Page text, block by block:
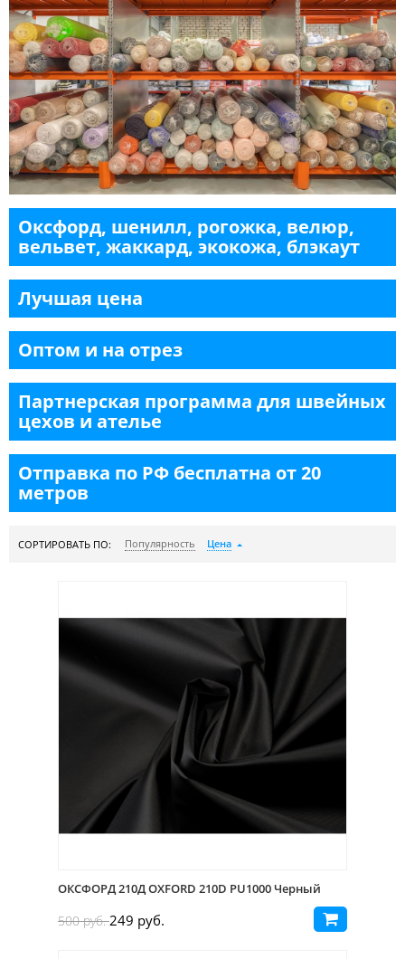
Оксфорд, шенилл, рогожка, велюр,
вельвет, жаккард, экокожа, блэкаут
Лучшая цена
Оптом и на отрез
Партнерская программа для швейных
цехов и ателье
Отправка по РФ бесплатна от 20
метров
СОРТИРОВАТЬ ПО: Популярность Цена
ОКСФОРД 210Д OXFORD 210D PU1000 Черный
500 руб.249 руб.